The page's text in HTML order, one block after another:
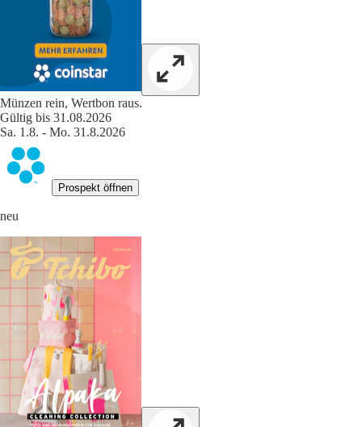
Münzen rein, Wertbon raus.
Gültig bis 31.08.2026
Sa. 1.8. - Mo. 31.8.2026
Prospekt öffnen
neu